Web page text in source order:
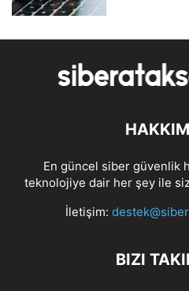
En güncel siber güvenlik
teknolojiye dair her şey ile
İletişim:
BIZI